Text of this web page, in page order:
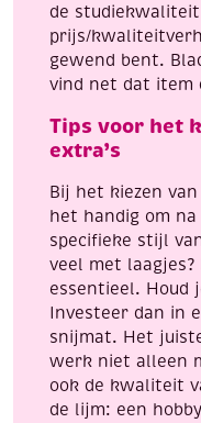
de studiekwaliteit
prijs/
gewend bent.
vind net dat item
Tips voor het
extra’s
Bij het kiezen
het handig om
specifieke stijl
veel met
essentieel. Houd
Investeer dan in
snijmat. Het
werk niet alleen
ook de kwaliteit
de lijm: een